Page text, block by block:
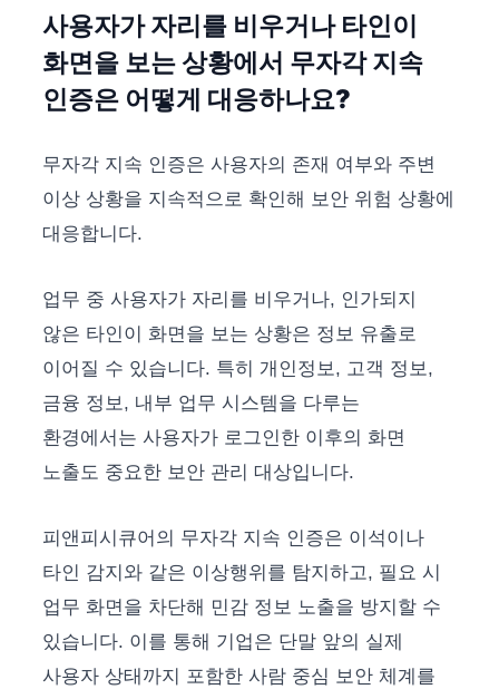
사용자가 자리를 비우거나 타인이
화면을 보는 상황에서 무자각 지속
인증은 어떻게 대응하나요?
무자각 지속 인증은 사용자의 존재 여부와 주변
이상 상황을 지속적으로 확인해 보안 위험 상황에
대응합니다.
업무 중 사용자가 자리를 비우거나, 인가되지
않은 타인이 화면을 보는 상황은 정보 유출로
이어질 수 있습니다. 특히 개인정보, 고객 정보,
금융 정보, 내부 업무 시스템을 다루는
환경에서는 사용자가 로그인한 이후의 화면
노출도 중요한 보안 관리 대상입니다.
피앤피시큐어의 무자각 지속 인증은 이석이나
타인 감지와 같은 이상행위를 탐지하고, 필요 시
업무 화면을 차단해 민감 정보 노출을 방지할 수
있습니다. 이를 통해 기업은 단말 앞의 실제
사용자 상태까지 포함한 사람 중심 보안 체계를